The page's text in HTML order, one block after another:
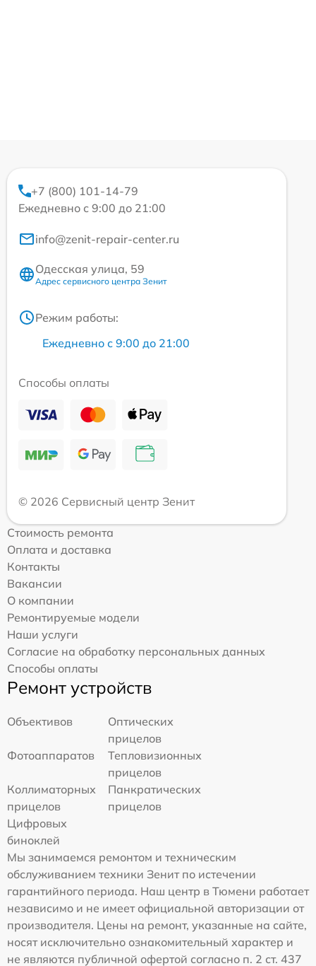
+7 (800) 101-14-79
Ежедневно с 9:00 до 21:00
info@zenit-repair-center.ru
Одесская улица, 59
Адрес сервисного центра Зенит
Режим работы:
Ежедневно с 9:00 до 21:00
Способы оплаты
© 2026 Сервисный центр Зенит
Стоимость ремонта
Оплата и доставка
Контакты
Вакансии
О компании
Ремонтируемые модели
Наши услуги
Согласие на обработку персональных данных
Способы оплаты
Ремонт устройств
Объективов
Оптических
прицелов
Фотоаппаратов
Тепловизионных
прицелов
Коллиматорных
прицелов
Панкратических
прицелов
Цифровых
биноклей
Мы занимаемся ремонтом и техническим
обслуживанием техники Зенит по истечении
гарантийного периода. Наш центр в Тюмени работает
независимо и не имеет официальной авторизации от
производителя. Цены на ремонт, указанные на сайте,
носят исключительно ознакомительный характер и
не являются публичной офертой согласно п. 2 ст. 437